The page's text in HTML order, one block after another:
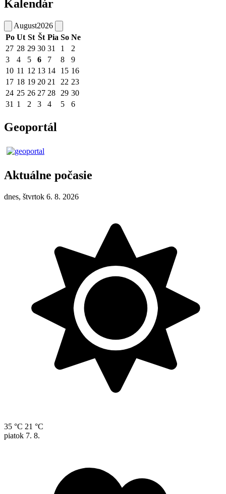
Kalendár
August2026
Po Ut St Št Pia So Ne
27 28 29 30 31 1
2
3
4 5 6 7 8
9
10 11 12 13 14 15 16
17 18 19 20 21 22 23
24 25 26 27 28 29 30
31 1 2 3 4 5 6
Geoportál
Aktuálne počasie
dnes, štvrtok 6. 8. 2026
35 °C 21 °C
piatok 7. 8.